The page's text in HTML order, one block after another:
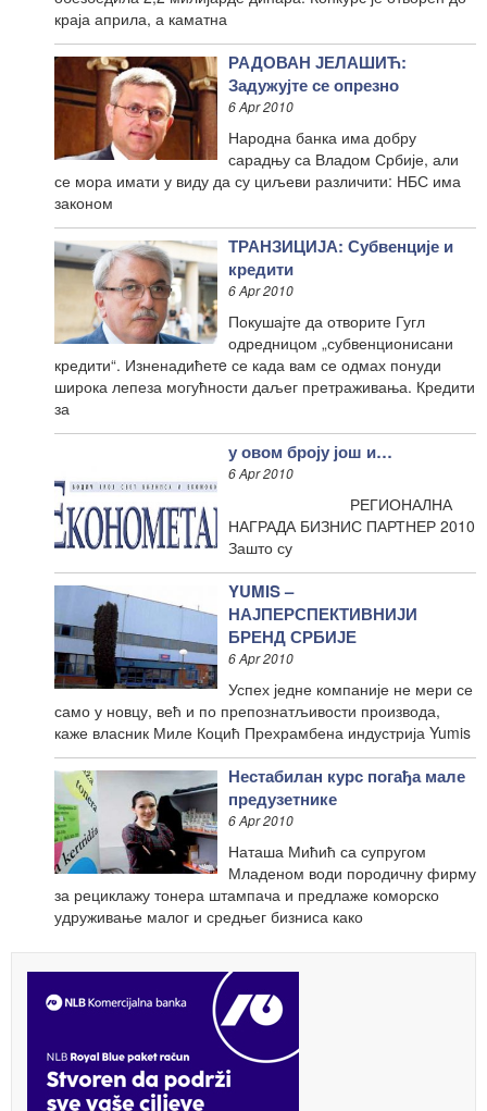
краја априла, а каматна
РАДОВАН ЈЕЛАШИЋ:
Задужујте се опрезно
6 Apr 2010
Народна банка има добру
сарадњу са Владом Србије, али
се мора имати у виду да су циљеви различити: НБС има
законом
ТРАНЗИЦИЈА: Субвенције и
кредити
6 Apr 2010
Покушајте да отворите Гугл
одредницом „субвенционисани
кредити“. Изненадићетe се када вам се одмах понуди
широка лепеза могућности даљег претраживања. Кредити
за
у овом броју још и…
6 Apr 2010
РЕГИОНАЛНА
НАГРАДА БИЗНИС ПАРТНЕР 2010
Зашто су
YUMIS –
НАЈПЕРСПЕКТИВНИЈИ
БРЕНД СРБИЈЕ
6 Apr 2010
Успех једне компаније не мери се
само у новцу, већ и по препознатљивости производа,
каже власник Миле Коцић Прехрамбена индустрија Yumis
Нестабилан курс погађа мале
предузетнике
6 Apr 2010
Наташа Мићић са супругом
Младеном води породичну фирму
за рециклажу тонера штампача и предлаже коморско
удруживање малог и средњег бизниса како